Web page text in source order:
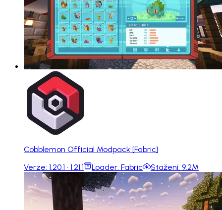
Cobblemon Official Modpack [Fabric]
Verze: 1.20.1 · 1.21.1 Loader: Fabric Stažení: 9.2M